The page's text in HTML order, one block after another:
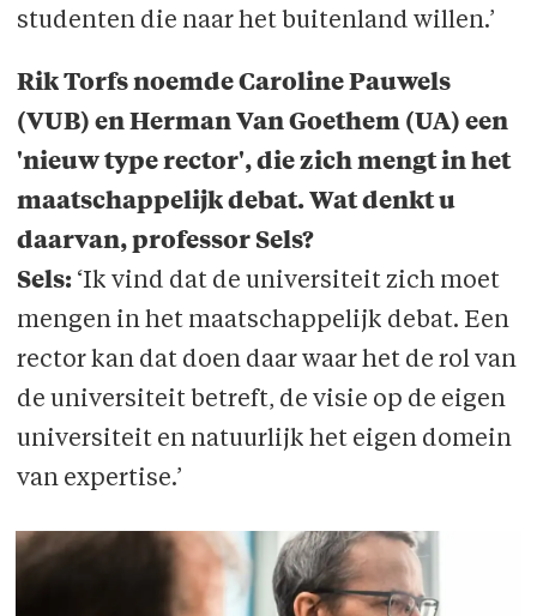
studenten die naar het buitenland willen.’
Rik Torfs noemde Caroline Pauwels
(VUB) en Herman Van Goethem (UA) een
'nieuw type rector', die zich mengt in het
maatschappelijk debat. Wat denkt u
daarvan, professor Sels?
Sels: ‘Ik vind dat de universiteit zich moet
mengen in het maatschappelijk debat. Een
rector kan dat doen daar waar het de rol van
de universiteit betreft, de visie op de eigen
universiteit en natuurlijk het eigen domein
van expertise.’